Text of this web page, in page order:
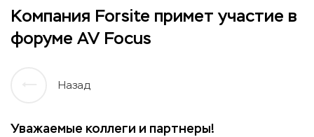
Компания Forsite примет участие в
форуме AV Focus
Назад
Уважаемые коллеги и партнеры!